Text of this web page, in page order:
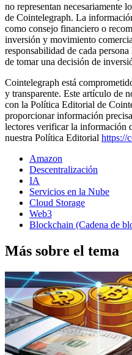
no representan necesariamente
de Cointelegraph. La
como consejo financiero o
inversión y movimiento
responsabilidad de cada
de tomar una decisión de
Cointelegraph está
y transparente. Este artículo de
con la Política Editorial de
proporcionar información
lectores verificar la información
nuestra Política Editorial https://
Amazon
Descentralización
IA
Servicios en la Nube
Cloud Storage
Web3
Blockchain (Cadena de
Más sobre el tema